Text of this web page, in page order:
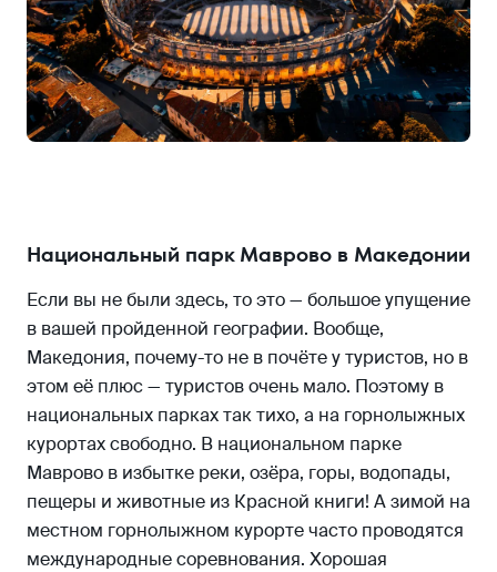
Национальный парк Маврово в Македонии
Если вы не были здесь, то это — большое упущение
в вашей пройденной географии. Вообще,
Македония, почему-то не в почёте у туристов, но в
этом её плюс — туристов очень мало. Поэтому в
национальных парках так тихо, а на горнолыжных
курортах свободно. В национальном парке
Маврово в избытке реки, озёра, горы, водопады,
пещеры и животные из Красной книги! А зимой на
местном горнолыжном курорте часто проводятся
международные соревнования. Хорошая